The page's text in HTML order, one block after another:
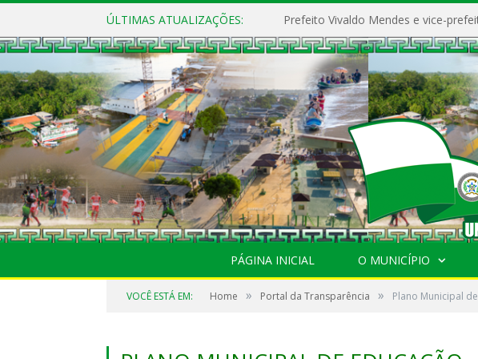
ÚLTIMAS ATUALIZAÇÕES:
PÁGINA INICIAL O MUNICÍPIO
VOCÊ ESTÁ EM: Home » Portal da Transparência » Plano Municipal